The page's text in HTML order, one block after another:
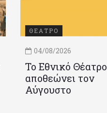
ΘΕΑΤΡΟ
04/08/2026
Το Εθνικό Θέατρο
αποθεώνει τον
Αύγουστο